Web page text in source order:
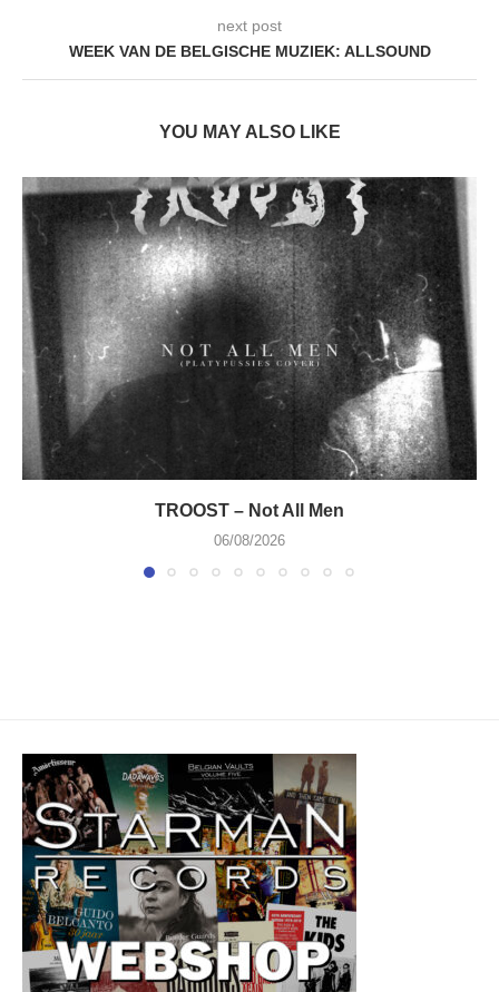
next post
WEEK VAN DE BELGISCHE MUZIEK: ALLSOUND
YOU MAY ALSO LIKE
TROOST – Not All Men
06/08/2026